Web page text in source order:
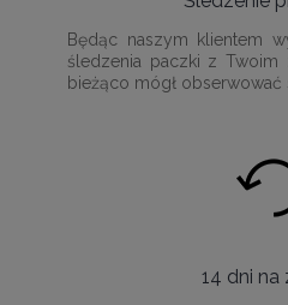
Będąc naszym klientem
śledzenia paczki z Twoim
bieżąco mógł obserwować
14 dni na